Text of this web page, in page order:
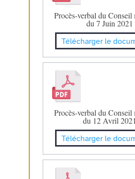
Procès-verbal du
du 7 Juin 2021
Télécharger le
Procès-verbal du
du 12 Avril 2021
Télécharger le